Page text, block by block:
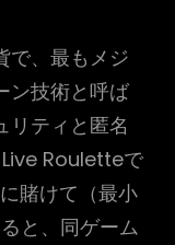
で、最もメジ
ン技術と呼ば
リティと匿名
Rouletteで
賭けて（最小
と、同ゲーム